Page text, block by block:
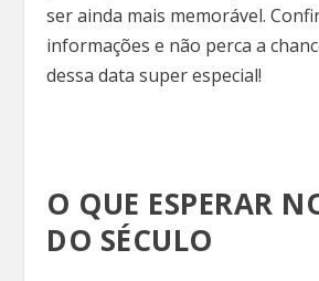
ser ainda mais memorável.
informações e não perca a
dessa data super especial!
O QUE ESPERAR
DO SÉCULO